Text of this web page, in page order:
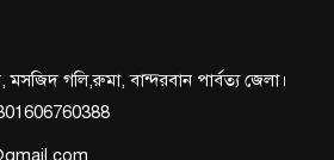
মসজিদ গলি,রুমা, বান্দরবান পার্বত্য জেলা।